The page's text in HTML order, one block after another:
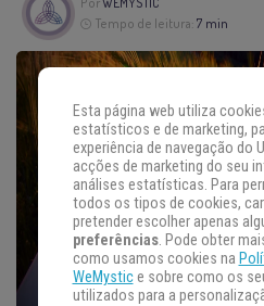
Tempo de leitura: 7 min
Esta página web utiliza
estatísticos e de marketing,
experiência de navegação do
acções de marketing do seu
análises estatísticas. Para
todos os tipos de cookies,
pretender escolher apenas
preferências. Pode obter
como usamos cookies na
WeMystice sobre como os
utilizados para a